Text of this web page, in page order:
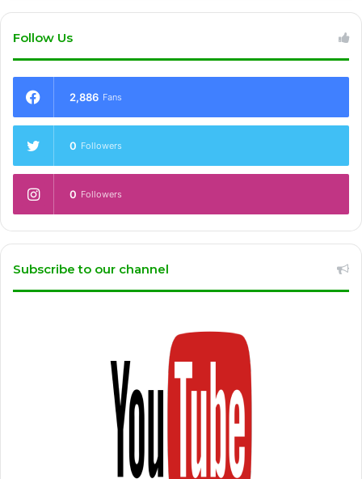
Follow Us
2,886 Fans
0 Followers
0 Followers
Subscribe to our channel